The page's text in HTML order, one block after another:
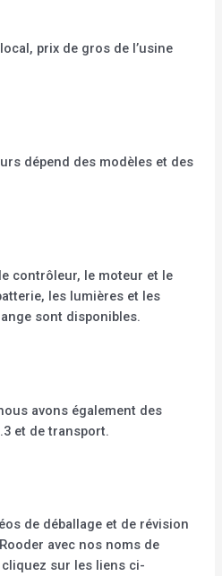
prix de gros de l’usine
dépend des modèles et des
contrôleur, le moteur et le
les lumières et les
sont disponibles.
avons également des
et de transport.
de déballage et de révision
avec nos noms de
sur les liens ci-